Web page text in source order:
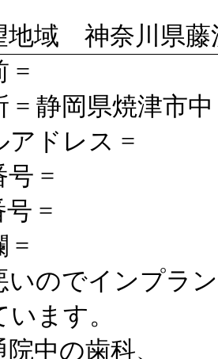
地域 神奈川県藤
=
= 静岡県焼津市中
アドレス =
号 =
号 =
=
いのでインプラ
ます。
院中の歯科